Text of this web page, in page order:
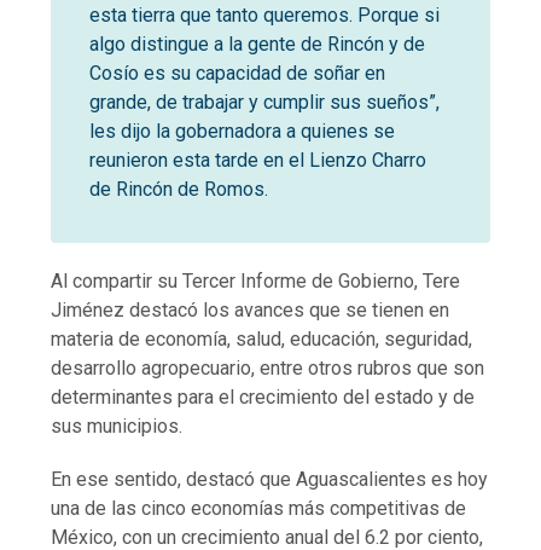
esta tierra que tanto queremos. Porque si
algo distingue a la gente de Rincón y de
Cosío es su capacidad de soñar en
grande, de trabajar y cumplir sus sueños”,
les dijo la gobernadora a quienes se
reunieron esta tarde en el Lienzo Charro
de Rincón de Romos.
Al compartir su Tercer Informe de Gobierno, Tere
Jiménez destacó los avances que se tienen en
materia de economía, salud, educación, seguridad,
desarrollo agropecuario, entre otros rubros que son
determinantes para el crecimiento del estado y de
sus municipios.
En ese sentido, destacó que Aguascalientes es hoy
una de las cinco economías más competitivas de
México, con un crecimiento anual del 6.2 por ciento,